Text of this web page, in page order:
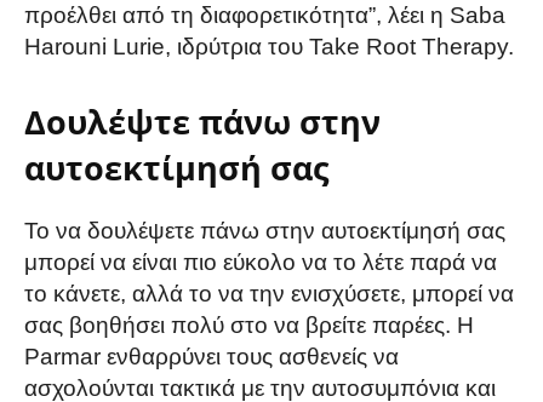
προέλθει από τη διαφορετικότητα”, λέει η Saba
Harouni Lurie, ιδρύτρια του Take Root Therapy.
Δουλέψτε πάνω στην
αυτοεκτίμησή σας
Το να δουλέψετε πάνω στην αυτοεκτίμησή σας
μπορεί να είναι πιο εύκολο να το λέτε παρά να
το κάνετε, αλλά το να την ενισχύσετε, μπορεί να
σας βοηθήσει πολύ στο να βρείτε παρέες. Η
Parmar ενθαρρύνει τους ασθενείς να
ασχολούνται τακτικά με την αυτοσυμπόνια και